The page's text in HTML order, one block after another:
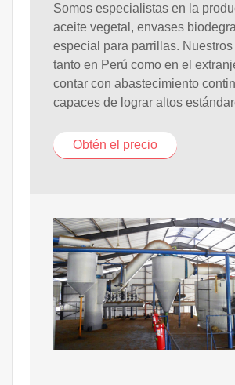
Somos especialistas en la
aceite vegetal, envases
especial para parrillas.
tanto en Perú como en el
contar con abastecimiento
capaces de lograr altos
Obtén el precio